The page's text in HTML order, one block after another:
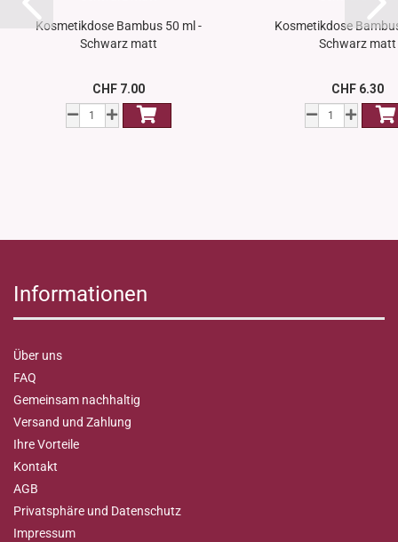
Kosmetikdose Bambus 50 ml -
Schwarz matt
CHF 7.00
Kosmetikdose
Schwarz matt
CHF 6.30
Informationen
Über uns
FAQ
Gemeinsam nachhaltig
Versand und Zahlung
Ihre Vorteile
Kontakt
AGB
Privatsphäre und Datenschutz
Impressum